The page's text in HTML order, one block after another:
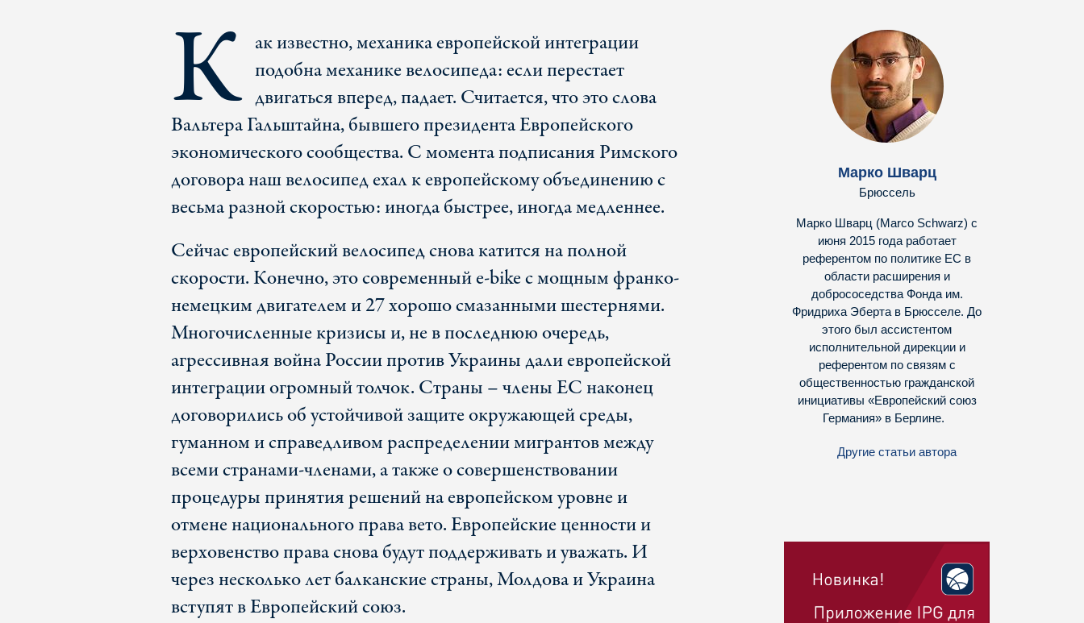
К ак известно, механика европейской интеграции
подобна механике велосипеда: если перестает
двигаться вперед, падает. Считается, что это слова
Вальтера Гальштайна, бывшего президента Европейского
экономического сообщества. С момента подписания Римского
договора наш велосипед ехал к европейскому объединению с
весьма разной скоростью: иногда быстрее, иногда медленнее.
Сейчас европейский велосипед снова катится на полной
скорости. Конечно, это современный e-bike с мощным франко-
немецким двигателем и 27 хорошо смазанными шестернями.
Многочисленные кризисы и, не в последнюю очередь,
агрессивная война России против Украины дали европейской
интеграции огромный толчок. Страны – члены ЕС наконец
договорились об устойчивой защите окружающей среды,
гуманном и справедливом распределении мигрантов между
всеми странами-членами, а также о совершенствовании
процедуры принятия решений на европейском уровне и
отмене национального права вето. Европейские ценности и
верховенство права снова будут поддерживать и уважать. И
через несколько лет балканские страны, Молдова и Украина
вступят в Европейский союз.
Марко Шварц
Брюссель
Марко Шварц (Marco Schwarz) с
июня 2015 года работает
референтом по политике ЕС в
области расширения и
добрососедства Фонда им.
Фридриха Эберта в Брюсселе. До
этого был ассистентом
исполнительной дирекции и
референтом по связям с
общественностью гражданской
инициативы «Европейский союз
Германия» в Берлине.
Другие статьи автора